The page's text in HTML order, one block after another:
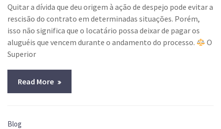
Quitar a dívida que deu origem à ação de despejo pode evitar a
rescisão do contrato em determinadas situações. Porém,
isso não significa que o locatário possa deixar de pagar os
aluguéis que vencem durante o andamento do processo.
O
Superior
Read More
Blog